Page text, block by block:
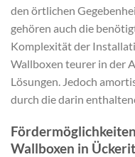
den örtlichen
gehören auch die
Komplexität der
Wallboxen teurer in der
Lösungen. Jedoch
durch die darin
Wallboxen in